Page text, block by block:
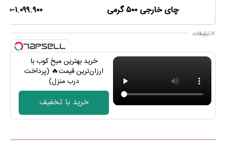
چای خارجی ۵۰۰ گرمی ۷۴۹.۹۰۰-
تبلیغات
خرید بهترین میخ کوب با
ارزان‌ترین قیمت🔥 (پرداخت
درب منزل)
خرید با تخفیف